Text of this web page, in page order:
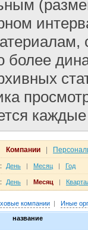
более
Компании
День Месяц Год
День Месяц
компании Иные
название